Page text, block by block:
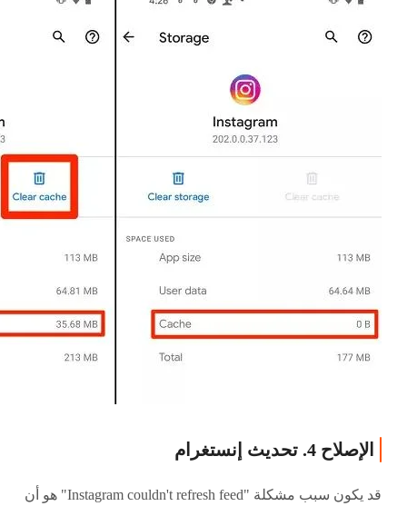
الإصلاح 4. تحديث إنستغرام
قد يكون سبب مشكلة "Instagram couldn't refresh feed" هو أن